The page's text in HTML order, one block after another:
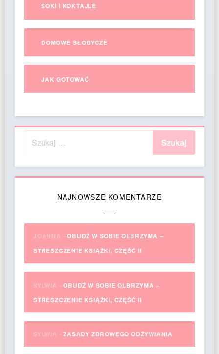
SOKI I KOKTAJLE
DOMOWE SŁODYCZE
JAK GOTOWAĆ
NAJNOWSZE KOMENTARZE
JOANNA -OBUDŹ W SOBIE OLBRZYMA –
STRESZCZENIE KSIĄŻKI, CZĘŚĆ II
SYLWIA -OBUDŹ W SOBIE OLBRZYMA –
STRESZCZENIE KSIĄŻKI, CZĘŚĆ II
SYLWIA -ZASADY ZDROWEGO ODŻYWIANIA